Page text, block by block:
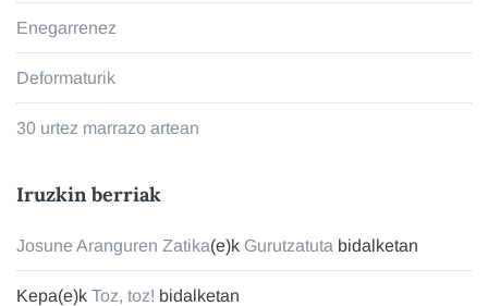
Enegarrenez
Deformaturik
30 urtez marrazo artean
Iruzkin berriak
Josune Aranguren Zatika(e)k Gurutzatuta bidalketan
Kepa(e)k Toz, toz! bidalketan